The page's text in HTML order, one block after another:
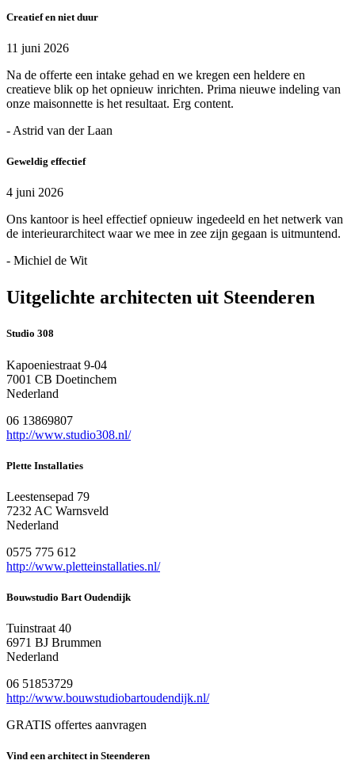
Creatief en niet duur
11 juni 2026
Na de offerte een intake gehad en we kregen een heldere en
creatieve blik op het opnieuw inrichten. Prima nieuwe indeling van
onze maisonnette is het resultaat. Erg content.
- Astrid van der Laan
Geweldig effectief
4 juni 2026
Ons kantoor is heel effectief opnieuw ingedeeld en het netwerk van
de interieurarchitect waar we mee in zee zijn gegaan is uitmuntend.
- Michiel de Wit
Uitgelichte architecten uit Steenderen
Studio 308
Kapoeniestraat 9-04
7001 CB Doetinchem
Nederland
06 13869807
http://www.studio308.nl/
Plette Installaties
Leestensepad 79
7232 AC Warnsveld
Nederland
0575 775 612
http://www.pletteinstallaties.nl/
Bouwstudio Bart Oudendijk
Tuinstraat 40
6971 BJ Brummen
Nederland
06 51853729
http://www.bouwstudiobartoudendijk.nl/
GRATIS offertes aanvragen
Vind een architect in Steenderen